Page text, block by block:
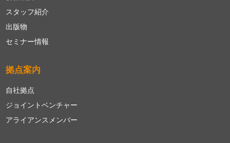
スタッフ紹介
出版物
セミナー情報
拠点案内
自社拠点
ジョイントベンチャー
アライアンスメンバー